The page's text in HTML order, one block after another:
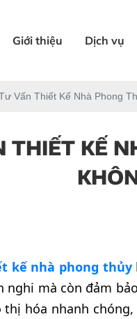
Giới thiệu Dịch vụ
Vấn Thiết Kế Nhà Phong
THIẾT KẾ
kế nhà phong thủy
nghi mà còn đảm
thị hóa nhanh